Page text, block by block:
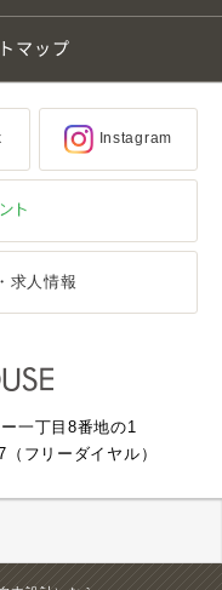
マップ
Instagram
求人情報
一丁目8番地の1
フリーダイヤル）